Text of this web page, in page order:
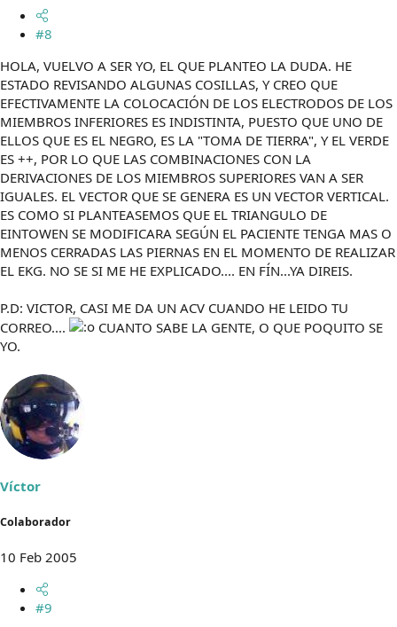
#8
HOLA, VUELVO A SER YO, EL QUE PLANTEO LA DUDA. HE
ESTADO REVISANDO ALGUNAS COSILLAS, Y CREO QUE
EFECTIVAMENTE LA COLOCACIÓN DE LOS ELECTRODOS DE LOS
MIEMBROS INFERIORES ES INDISTINTA, PUESTO QUE UNO DE
ELLOS QUE ES EL NEGRO, ES LA "TOMA DE TIERRA", Y EL VERDE
ES ++, POR LO QUE LAS COMBINACIONES CON LA
DERIVACIONES DE LOS MIEMBROS SUPERIORES VAN A SER
IGUALES. EL VECTOR QUE SE GENERA ES UN VECTOR VERTICAL.
ES COMO SI PLANTEASEMOS QUE EL TRIANGULO DE
EINTOWEN SE MODIFICARA SEGÚN EL PACIENTE TENGA MAS O
MENOS CERRADAS LAS PIERNAS EN EL MOMENTO DE REALIZAR
EL EKG. NO SE SI ME HE EXPLICADO.... EN FÍN...YA DIREIS.
P.D: VICTOR, CASI ME DA UN ACV CUANDO HE LEIDO TU
CORREO....
CUANTO SABE LA GENTE, O QUE POQUITO SE
YO.
Víctor
Colaborador
10 Feb 2005
#9